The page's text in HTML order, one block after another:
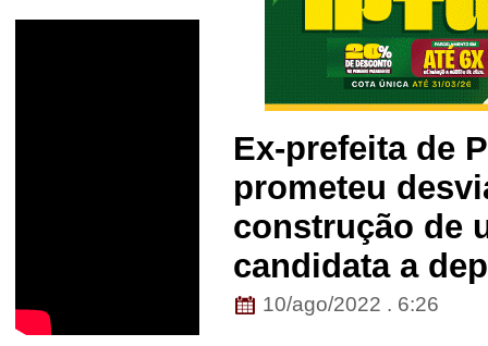
Ex-prefeita de
prometeu
construção de
candidata a
10/ago/2022 . 6:26